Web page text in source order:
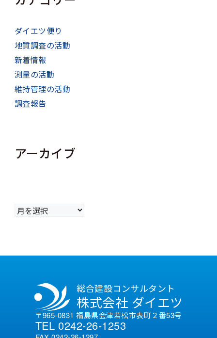
ダイエツ便り
地質調査の活動
新着情報
測量の活動
維持管理の活動
調査報告
アーカイブ
ア
ー
総合建設コンサルタント
株式会社 ダイエツ
〒965-0831 福島県会津若松市表町２番53号
TEL 0242-26-1253